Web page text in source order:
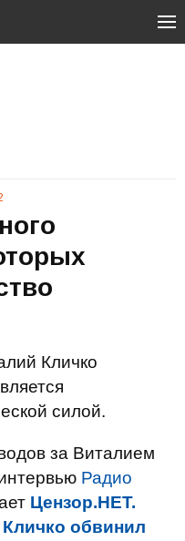
Кличко
силой.
за Виталием
Радио
Цензор.НЕТ.
Кличко обвинил